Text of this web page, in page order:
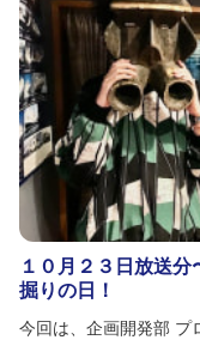
１０月２３日放送
掘りの日！
今回は、企画開発部 プ